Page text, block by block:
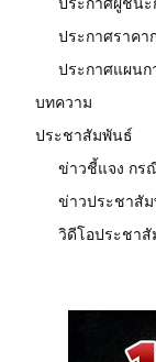
ประกาศราคา
ประกาศแผนก
บทความ
ประชาสัมพันธ์
ข่าวชี้แจง กร
ข่าวประชาสั
วิดีโอประชา